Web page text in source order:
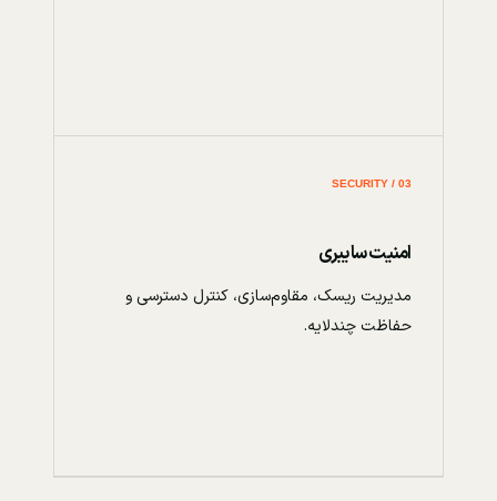
03 / SECURITY
امنیت سایبری
مدیریت ریسک، مقاوم‌سازی، کنترل دسترسی و
حفاظت چندلایه.